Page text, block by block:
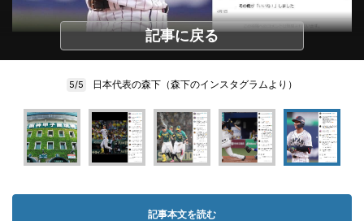
記事に戻る
5/5 日本代表の森下（森下のインスタグラムより）
記事本文を読む